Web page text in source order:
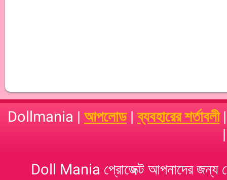
Dollmania | আপলোড|ব্যবহারের শর্তাবলী
Doll Mania প্রোজেক্ট আপনাদের